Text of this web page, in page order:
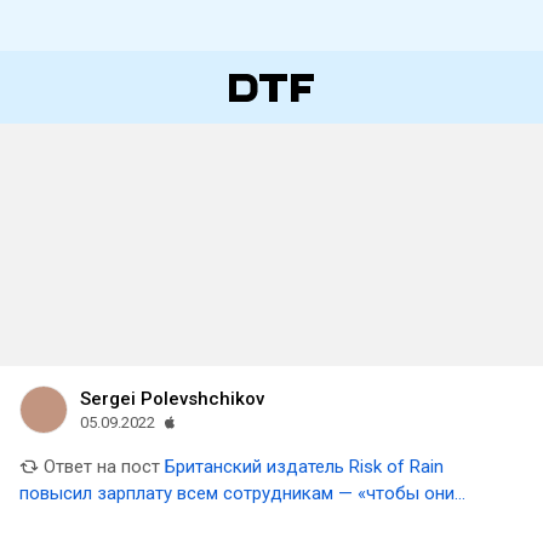
Sergei Polevshchikov
05.09.2022
Ответ на пост Британский издатель Risk of Rain
повысил зарплату всем сотрудникам — «чтобы они